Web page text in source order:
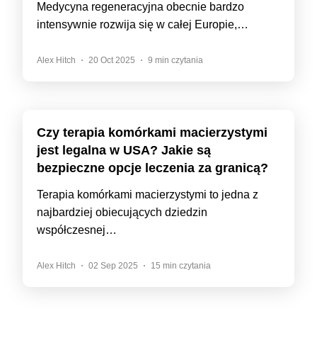
Medycyna regeneracyjna obecnie bardzo
intensywnie rozwija się w całej Europie,…
Alex Hitch 20 Oct 2025 9 min czytania
Czy terapia komórkami macierzystymi
jest legalna w USA? Jakie są
bezpieczne opcje leczenia za granicą?
Terapia komórkami macierzystymi to jedna z
najbardziej obiecujących dziedzin
współczesnej…
Alex Hitch 02 Sep 2025 15 min czytania